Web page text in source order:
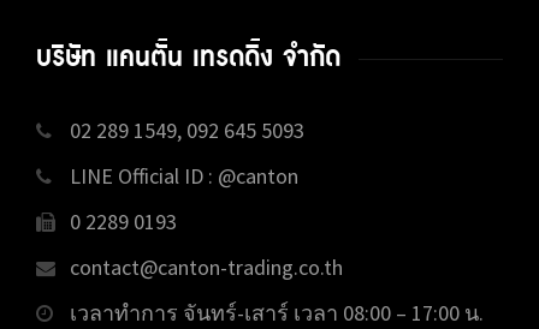
บริษัท แคนตั้น เทรดดิ้ง จำกัด
02 289 1549, 092 645 5093
LINE Official ID : @canton
0 2289 0193
contact@canton-trading.co.th
เวลาทำการ จันทร์-เสาร์ เวลา 08:00 – 17:00 น.